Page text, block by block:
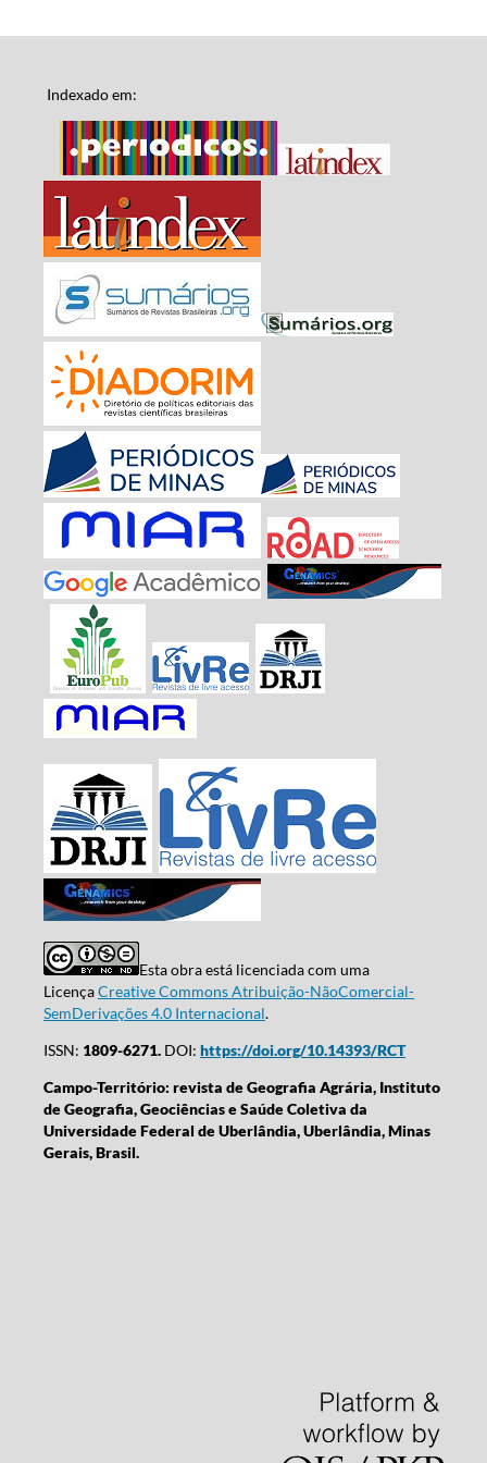
Indexado em:
Esta obra está licenciada com uma
LicençaCreative Commons Atribuição-NãoComercial-
SemDerivações 4.0 Internacional.
ISSN: 1809-6271.DOI: https://doi.org/10.14393/RCT
Campo-Território: revista de Geografia Agrária, Instituto
de Geografia, Geociências e Saúde Coletiva da
Universidade Federal de Uberlândia, Uberlândia, Minas
Gerais, Brasil.